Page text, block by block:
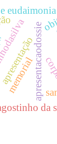
apresentacaodossie
da
memorial
eudaimonia